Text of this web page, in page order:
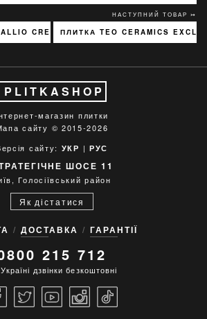
CREAM 3768 15X45
НАСТУПНИЙ ТОВАР ↣
ПЛИТКА TEO CERAMICS
PLITKASHOP
магазин плитки
сайту © 2015-2026
сайту: УКР | РУС
ШОСЕ 11
Голосіївський район
Як дістатися
ДОСТАВКА ГАРАНТІЇ
215 712
дзвінки безкоштовні